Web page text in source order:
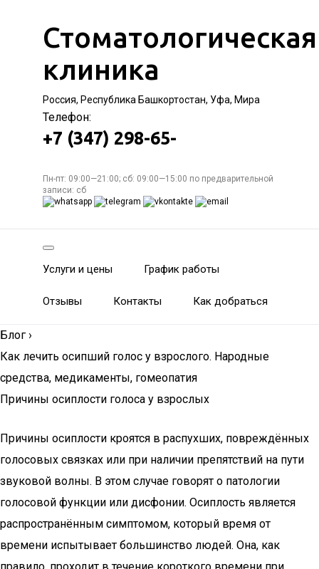
Стоматологическая
клиника
Россия, Республика Башкортостан, Уфа, Мира
Телефон:
+7 (347) 298-65-
Пн-пт: 09:00—21:00; сб: 09:00—15:00 по предварительной
записи: сб
Услуги и цены График работы
Отзывы Контакты Как добраться
Блог ›
Как лечить осипший голос у взрослого. Народные
средства, медикаменты, гомеопатия
Причины осиплости голоса у взрослых
Причины осиплости кроятся в распухших, повреждённых
голосовых связках или при наличии препятствий на пути
звуковой волны. В этом случае говорят о патологии
голосовой функции или дисфонии. Осиплость является
распространённым симптомом, который время от
времени испытывает большинство людей. Она, как